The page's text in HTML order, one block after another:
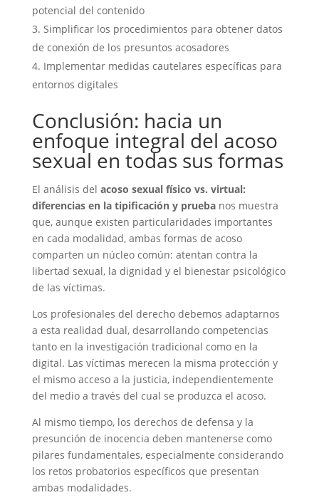
potencial del contenido
Simplificar los procedimientos para obtener datos
de conexión de los presuntos acosadores
Implementar medidas cautelares específicas para
entornos digitales
Conclusión: hacia un
enfoque integral del acoso
sexual en todas sus formas
El análisis del acoso sexual físico vs. virtual:
diferencias en la tipificación y pruebanos muestra
que, aunque existen particularidades importantes
en cada modalidad, ambas formas de acoso
comparten un núcleo común: atentan contra la
libertad sexual, la dignidad y el bienestar psicológico
de las víctimas.
Los profesionales del derecho debemos adaptarnos
a esta realidad dual, desarrollando competencias
tanto en la investigación tradicional como en la
digital. Las víctimas merecen la misma protección y
el mismo acceso a la justicia, independientemente
del medio a través del cual se produzca el acoso.
Al mismo tiempo, los derechos de defensa y la
presunción de inocencia deben mantenerse como
pilares fundamentales, especialmente considerando
los retos probatorios específicos que presentan
ambas modalidades.